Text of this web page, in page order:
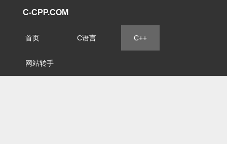
C-CPP.COM
首页 C语言 C++
网站转手